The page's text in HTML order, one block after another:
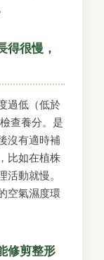
得很慢，
過低（低於
查養分。是
沒有適時補
比如在植株
動就慢。
空氣濕度環
修剪整形